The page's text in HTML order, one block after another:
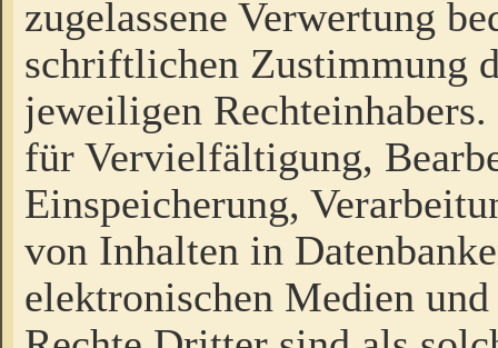
zugelassene Verwertung
schriftlichen Zustimmung
jeweiligen
für Vervielfältigung,
Einspeicherung,
von Inhalten in
elektronischen Medien